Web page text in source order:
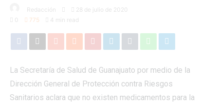
Redacción
28 de julio de 2020
0
775 4 min read
La Secretaría de Salud de Guanajuato por medio de la
Dirección General de Protección contra Riesgos
Sanitarios aclara que no existen medicamentos para la